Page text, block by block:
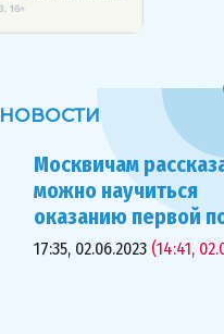
НОВОСТИ
Москвичам
можно научиться
оказанию первой
17:35, 02.06.2023 (14:41,